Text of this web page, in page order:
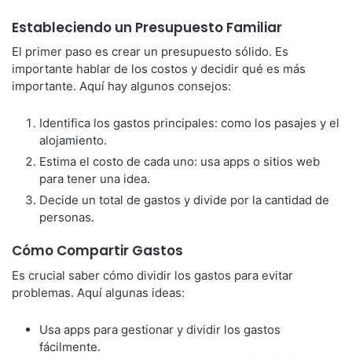
Estableciendo un Presupuesto Familiar
El primer paso es crear un presupuesto sólido. Es
importante hablar de los costos y decidir qué es más
importante. Aquí hay algunos consejos:
Identifica los gastos principales: como los pasajes y el
alojamiento.
Estima el costo de cada uno: usa apps o sitios web
para tener una idea.
Decide un total de gastos y divide por la cantidad de
personas.
Cómo Compartir Gastos
Es crucial saber cómo dividir los gastos para evitar
problemas. Aquí algunas ideas:
Usa apps para gestionar y dividir los gastos
fácilmente.